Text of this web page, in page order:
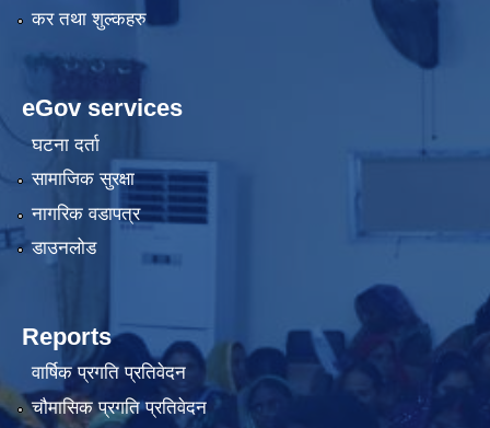
कर तथा शुल्कहरु
eGov services
घटना दर्ता
सामाजिक सुरक्षा
नागरिक वडापत्र
डाउनलोड
Reports
वार्षिक प्रगति प्रतिवेदन
चौमासिक प्रगति प्रतिवेदन